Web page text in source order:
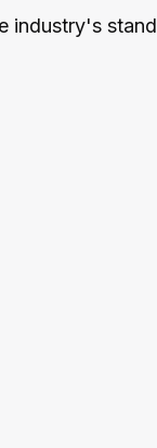
industry's